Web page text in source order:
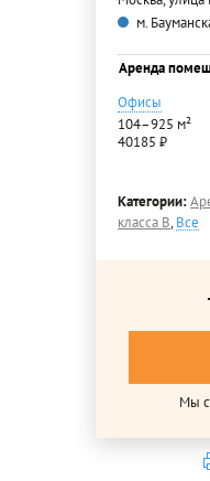
м.
Аренда
Офисы
104–925 м²
40185 ₽
Категории:
класса B,Все
Мы